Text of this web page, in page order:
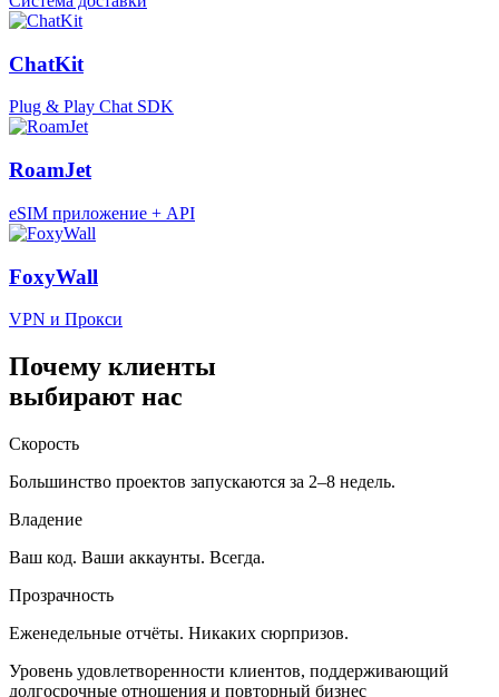
ChatKit
Plug & Play Chat SDK
RoamJet
eSIM приложение + API
FoxyWall
VPN и Прокси
Почему клиенты
выбирают нас
Скорость
Большинство проектов запускаются за 2–8 недель.
Владение
Ваш код. Ваши аккаунты. Всегда.
Прозрачность
Еженедельные отчёты. Никаких сюрпризов.
Уровень удовлетворенности клиентов, поддерживающий
долгосрочные отношения и повторный бизнес